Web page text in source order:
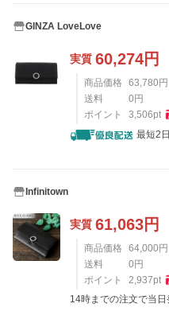
GINZA LoveLove
実質 60,274円
商品価格 63,780 円
送料
0 円
ポイント
3,506pt
最短2
Infinitown
実質 61,063円
商品価格 64,000 円
送料
0 円
ポイント
2,937pt
14時までの注文で当日